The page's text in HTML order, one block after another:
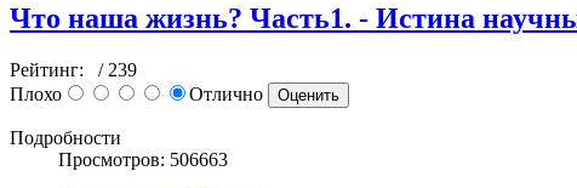
Что наша жизнь? Часть1. - Истина
Рейтинг:
/ 239
Плохо
Отлично
Подробности
Просмотров: 506663